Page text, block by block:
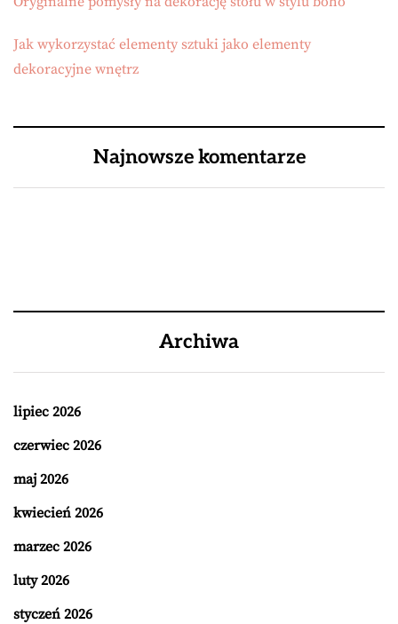
Jak wykorzystać elementy sztuki jako elementy
dekoracyjne wnętrz
Najnowsze komentarze
Archiwa
lipiec 2026
czerwiec 2026
maj 2026
kwiecień 2026
marzec 2026
luty 2026
styczeń 2026